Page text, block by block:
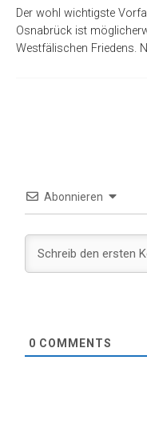
Der wohl wichtigste
Osnabrück ist
Westfälischen Friedens.
Abonnieren
0 COMMENTS